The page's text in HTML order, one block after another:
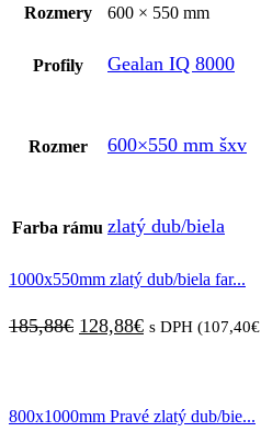
Rozmery
600 × 550 mm
Profily Gealan IQ 8000
Rozmer 600×550 mm šxv
Farba rámu zlatý dub/biela
1000x550mm zlatý dub/biela far...
185,88€ Pôvodná
185,88€.
128,88€Aktuálna
128,88€.
s DPH (107,40€
800x1000mm Pravé zlatý dub/bie...